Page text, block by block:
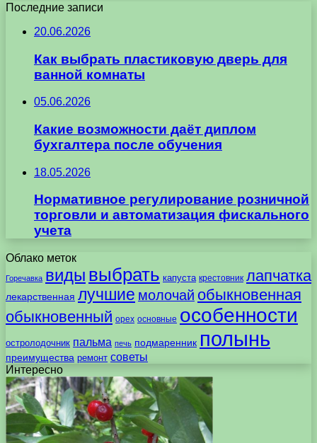
Последние записи
20.06.2026
Как выбрать пластиковую дверь для
ванной комнаты
05.06.2026
Какие возможности даёт диплом
бухгалтера после обучения
18.05.2026
Нормативное регулирование розничной
торговли и автоматизация фискального
учета
Облако меток
Горечавка виды выбрать капуста крестовник лапчатка
лекарственная лучшие молочай обыкновенная
обыкновенный орех основные особенности
остролодочник пальма печь подмаренник полынь
преимущества ремонт советы
Интересно